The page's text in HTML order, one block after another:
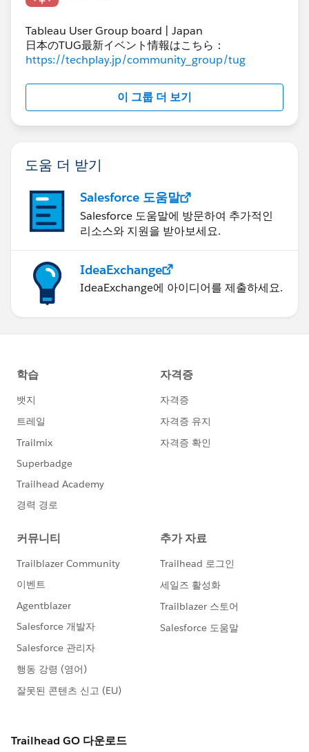
Tableau User Group board | Japan
日本のTUG最新イベント情報はこちら：
https://techplay.jp/community_group/tug
이 그룹 더 보기
도움 더 받기
Salesforce 도움말
Salesforce 도움말에 방문하여 추가적인
리소스와 지원을 받아보세요.
IdeaExchange
IdeaExchange에 아이디어를 제출하세요.